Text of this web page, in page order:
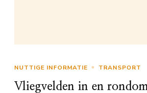
NUTTIGE INFORMATIE TRANSPORT
Vliegvelden in en